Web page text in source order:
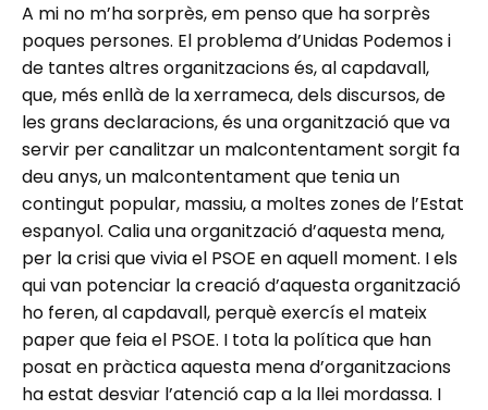
A mi no m’ha sorprès, em penso que ha sorprès
poques persones. El problema d’Unidas Podemos i
de tantes altres organitzacions és, al capdavall,
que, més enllà de la xerrameca, dels discursos, de
les grans declaracions, és una organització que va
servir per canalitzar un malcontentament sorgit fa
deu anys, un malcontentament que tenia un
contingut popular, massiu, a moltes zones de l’Estat
espanyol. Calia una organització d’aquesta mena,
per la crisi que vivia el PSOE en aquell moment. I els
qui van potenciar la creació d’aquesta organització
ho feren, al capdavall, perquè exercís el mateix
paper que feia el PSOE. I tota la política que han
posat en pràctica aquesta mena d’organitzacions
ha estat desviar l’atenció cap a la llei mordassa. I